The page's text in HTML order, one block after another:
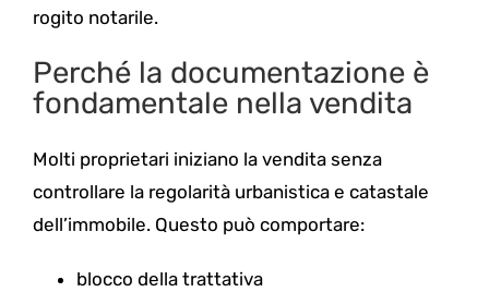
rogito notarile.
Perché la documentazione è
fondamentale nella vendita
Molti proprietari iniziano la vendita senza
controllare la regolarità urbanistica e catastale
dell’immobile. Questo può comportare:
blocco della trattativa